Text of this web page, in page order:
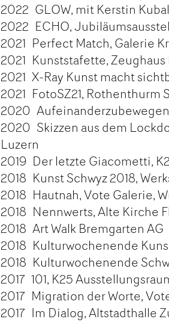
2022 GLOW, mit Kerstin
2022 ECHO,
2021 Perfect Match, Galerie
2021 Kunststafette, Zeughaus
2021 X-Ray Kunst macht
2021 FotoSZ21, Rothenthurm
2020
2020 Skizzen aus dem
Luzern
2019 Der letzte Giacometti,
2018 Kunst Schwyz 2018,
2018 Hautnah, Vote Galerie,
2018 Nennwerts, Alte Kirche
2018 Art Walk Bremgarten AG
2018 Kulturwochenende
2018 Kulturwochenende
2017 101, K25
2017 Migration der Worte,
2017 Im Dialog, Altstadthalle